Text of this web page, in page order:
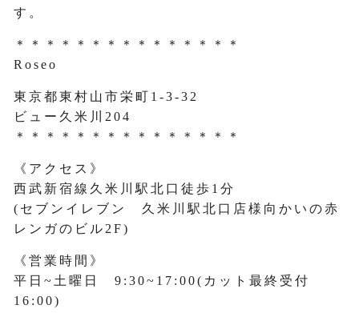
す。
＊＊＊＊＊＊＊＊＊＊＊＊＊＊＊
Roseo
東京都東村山市栄町1-3-32
ビュー久米川204
＊＊＊＊＊＊＊＊＊＊＊＊＊＊＊
《アクセス》
西武新宿線久米川駅北口徒歩1分
(セブンイレブン 久米川駅北口店様向かいの赤
レンガのビル2F)
《営業時間》
平日~土曜日 9:30~17:00(カット最終受付
16:00)